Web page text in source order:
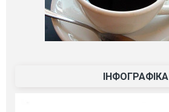
ІНФОГРАФІКА